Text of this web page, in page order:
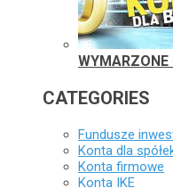
WYMARZONE
CATEGORIES
Fundusze
Konta dla
Konta firmowe
Konta IKE